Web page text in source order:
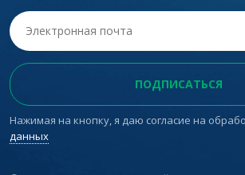
Нажимая на кнопку, я даю согласие на
данных